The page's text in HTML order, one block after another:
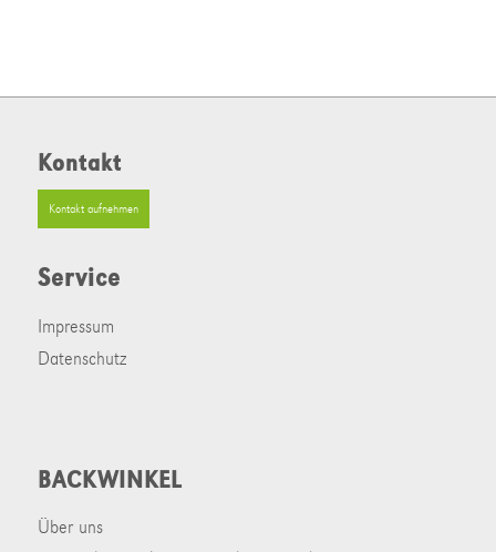
Kontakt
Kontakt aufnehmen
Service
Impressum
Datenschutz
BACKWINKEL
Über uns